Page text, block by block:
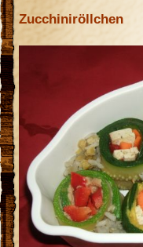
Zucchiniröllchen